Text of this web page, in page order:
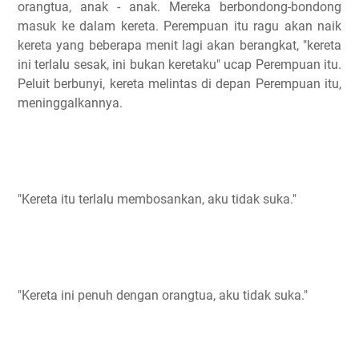
orangtua, anak - anak. Mereka berbondong-bondong
masuk ke dalam kereta. Perempuan itu ragu akan naik
kereta yang beberapa menit lagi akan berangkat, "kereta
ini terlalu sesak, ini bukan keretaku" ucap Perempuan itu.
Peluit berbunyi, kereta melintas di depan Perempuan itu,
meninggalkannya.
"Kereta itu terlalu membosankan, aku tidak suka."
"Kereta ini penuh dengan orangtua, aku tidak suka."